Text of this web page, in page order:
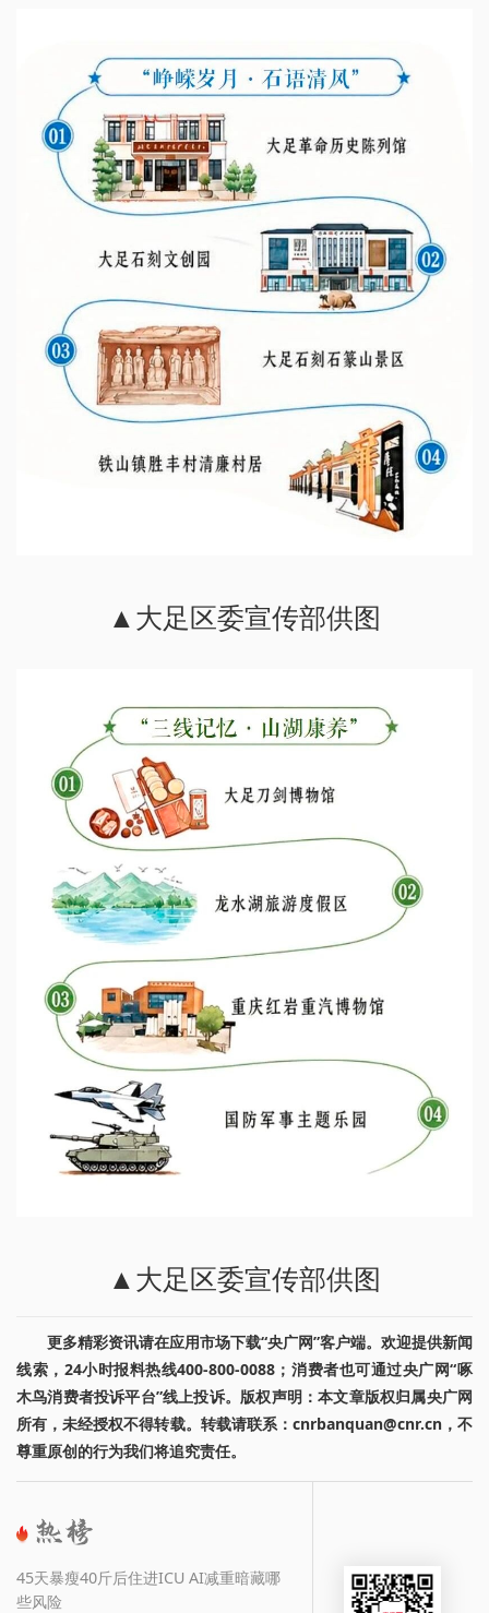
▲大足区委宣传部供图
▲大足区委宣传部供图
更多精彩资讯请在应用市场下载“央广网”客户端。欢迎提供新闻
线索，24小时报料热线400-800-0088；消费者也可通过央广网“啄
木鸟消费者投诉平台”线上投诉。版权声明：本文章版权归属央广网
所有，未经授权不得转载。转载请联系：cnrbanquan@cnr.cn，不
尊重原创的行为我们将追究责任。
45天暴瘦40斤后住进ICU AI减重暗藏哪
些风险